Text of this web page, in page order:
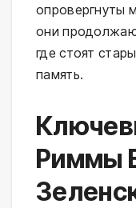
опровергнуты
они
где стоят
память.
Риммы